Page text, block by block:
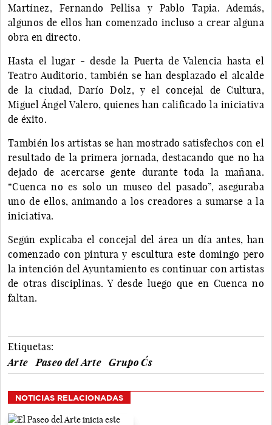
Martínez, Fernando Pellisa y Pablo Tapia. Además,
algunos de ellos han comenzado incluso a crear alguna
obra en directo.
Hasta el lugar - desde la Puerta de Valencia hasta el
Teatro Auditorio, también se han desplazado el alcalde
de la ciudad, Darío Dolz, y el concejal de Cultura,
Miguel Ángel Valero, quienes han calificado la iniciativa
de éxito.
También los artistas se han mostrado satisfechos con el
resultado de la primera jornada, destacando que no ha
dejado de acercarse gente durante toda la mañana.
“Cuenca no es solo un museo del pasado”, aseguraba
uno de ellos, animando a los creadores a sumarse a la
iniciativa.
Según explicaba el concejal del área un día antes, han
comenzado con pintura y escultura este domingo pero
la intención del Ayuntamiento es continuar con artistas
de otras disciplinas. Y desde luego que en Cuenca no
faltan.
Etiquetas:
Arte
Paseo del Arte Grupo C´s
NOTICIAS RELACIONADAS